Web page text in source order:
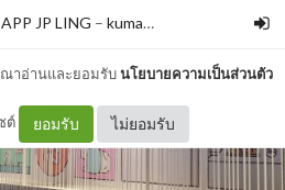
ณาอ่านและยอมรับนโยบายความเป็นส่วนตัว
ต์ ยอมรับ ไม่ยอมรับ
JP LING – kumagumi